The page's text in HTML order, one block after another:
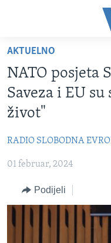
glavni
sadržaj
Pređi
na
glavnu
Idi
na
FOTOGRAFIJE DANA
SJEDINJENE
BOSNA I HERCEGOVINA
SVIJET
NAUKA I TEHNOLOGIJA
SPECIJALNI PROJEKTI
KORUPCIJA
SLOBODA MEDIJA
ŽENSKA STRANA
AKTUELNO
NATO posjeta
Saveza i EU
život"
RADIO SLOBODNA
01 februar, 2024
Podijeli